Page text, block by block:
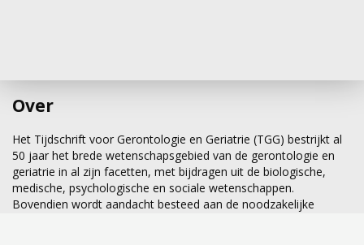
Over
Het Tijdschrift voor Gerontologie en Geriatrie (TGG) bestrijkt al
50 jaar het brede wetenschapsgebied van de gerontologie en
geriatrie in al zijn facetten, met bijdragen uit de biologische,
medische, psychologische en sociale wetenschappen.
Bovendien wordt aandacht besteed aan de noodzakelijke